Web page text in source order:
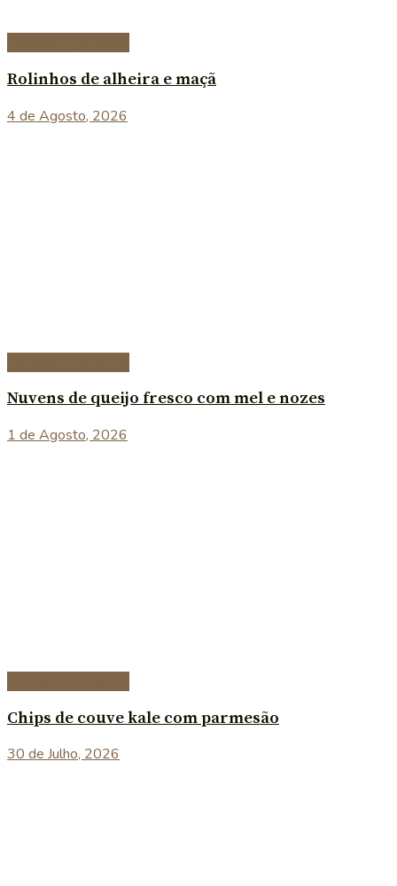
Rolinhos de alheira e maçã
4 de Agosto, 2026
Nuvens de queijo fresco com mel e nozes
1 de Agosto, 2026
Chips de couve kale com parmesão
30 de Julho, 2026